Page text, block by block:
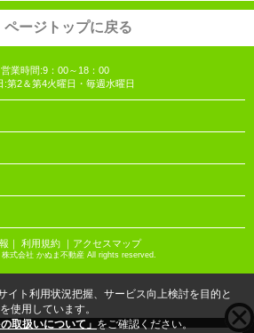
ページトップに戻る
営業時間:9：00～18：00
:第2＆第4火曜日・毎週水曜日
利用規約｜ アクセスマップ
式会社 かぬま不動産 All rights reserved.
イト利用状況把握、サービス向上検討を目的と
使用しています。
取扱いについて」 をご確認ください。